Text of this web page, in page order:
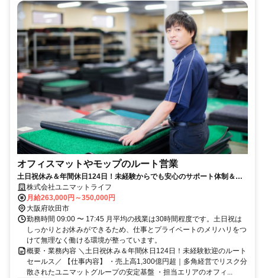
オフィスマットやモップのルート営業
土日祝休み＆年間休日124日！未経験からでも安心のサポート体制＆研
修制度あり！大手企業の安定基盤のもとで働くルート営業！
株式会社ユニマットライフ
月給263,000円～350,000円
大阪府吹田市
勤務時間 09:00 〜 17:45 月平均の残業は30時間程度です。土日祝は
しっかりとお休みができるため、仕事とプライベートのメリハリをつ
けて無理なく働ける環境が整っています。
概要・業務内容 ＼土日祝休み＆年間休日124日！未経験歓迎のルート
セールス／ 【仕事内容】 ・売上高1,300億円超｜多角経営でリスク分
散されたユニマットグループの安定基盤 ・担当エリアのオフィ...